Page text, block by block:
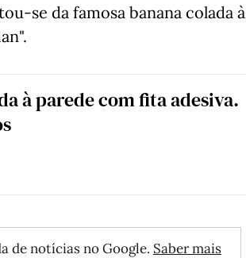
se da famosa banana colada à
à parede com fita adesiva.
de notícias no Google. Saber mais